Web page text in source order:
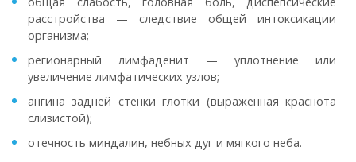
расстройства — следствие общей интоксикации
организма;
регионарный лимфаденит — уплотнение или
увеличение лимфатических узлов;
ангина задней стенки глотки (выраженная краснота
слизистой);
отечность миндалин, небных дуг и мягкого неба.